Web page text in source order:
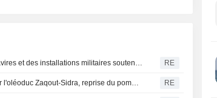
La Russie affirme avoir frappé des navires et des installations militaires soutenant l'Ukraine à Odessa et Mykolaïv RE
Libye : Waha Oil colmate une fuite sur l'oléoduc Zaqout-Sidra, reprise du pompage après réparations RE